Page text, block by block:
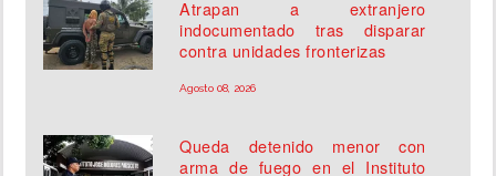
Atrapan a extranjero
indocumentado tras disparar
contra unidades fronterizas
Agosto 08, 2026
Queda detenido menor con
arma de fuego en el Instituto